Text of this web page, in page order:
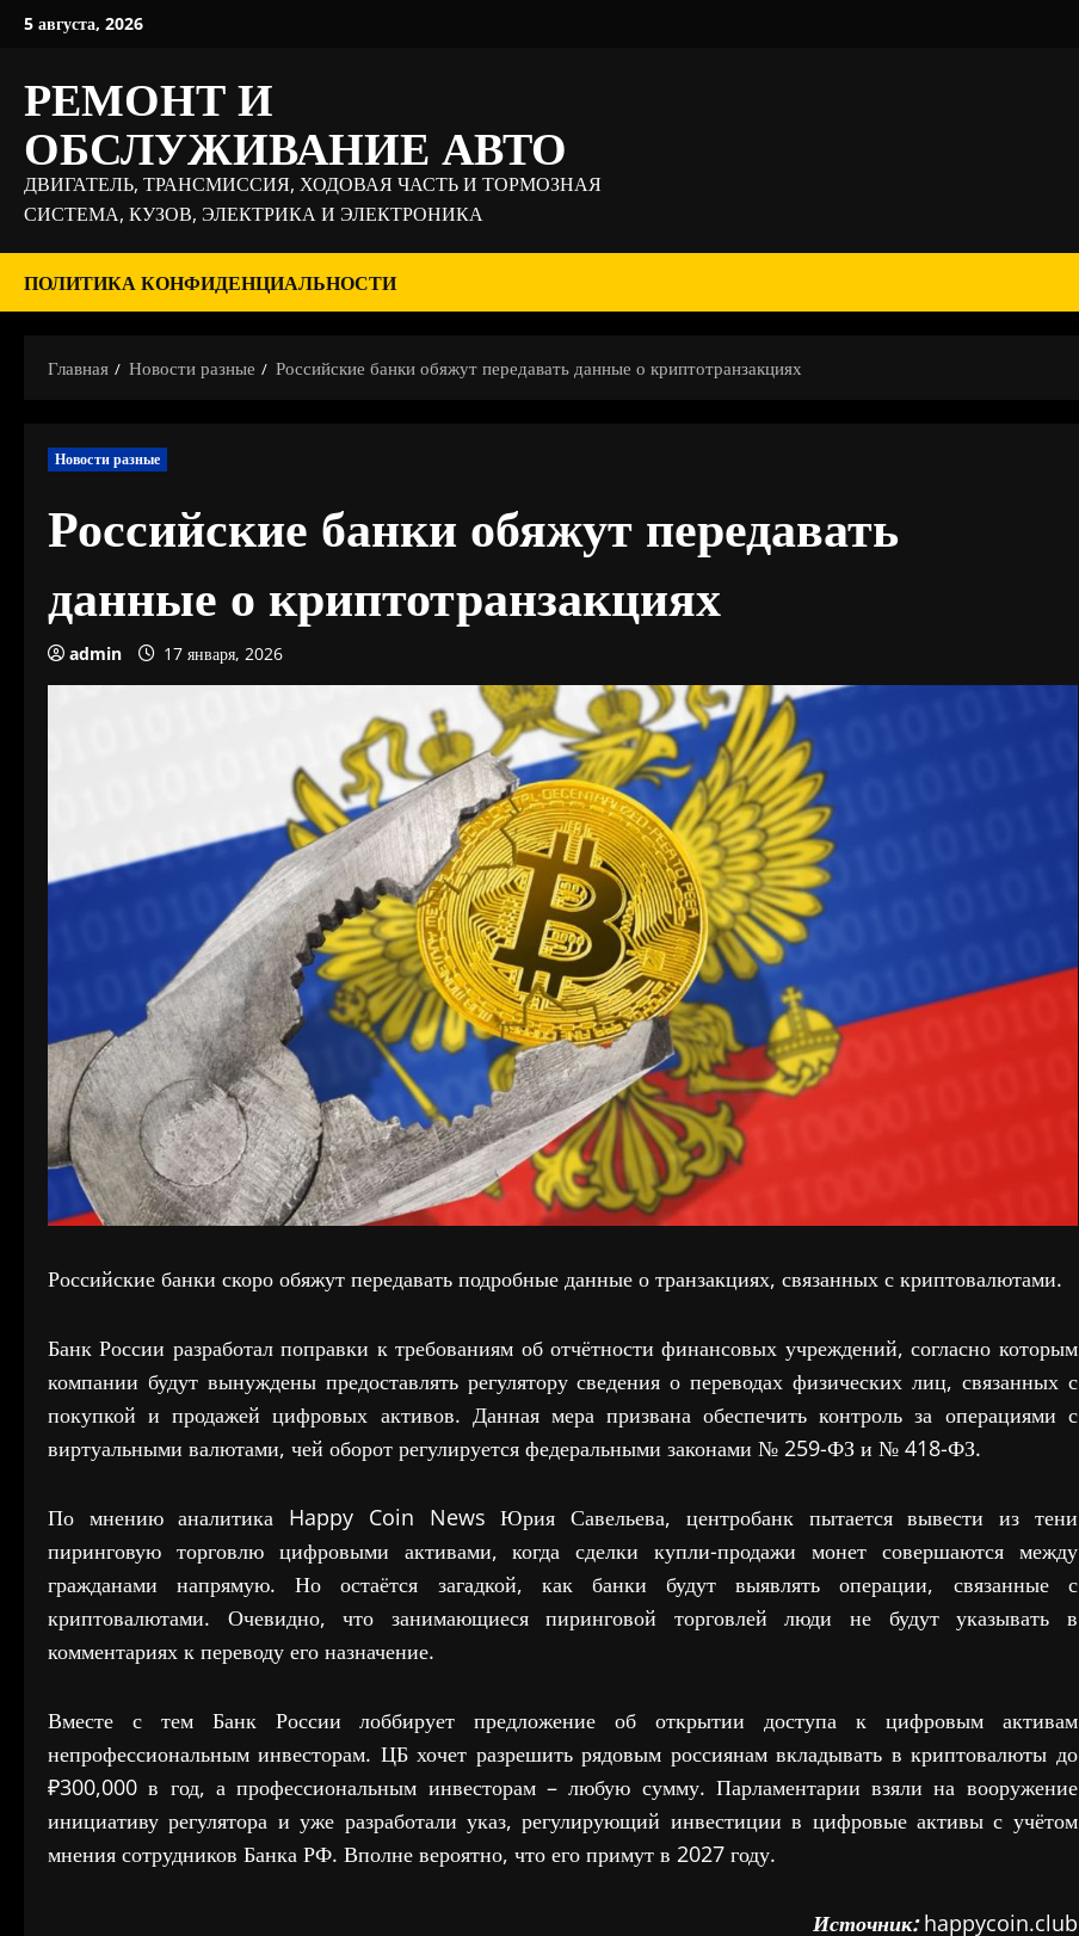
Перейти
5 августа, 2026
РЕМОНТ И
ОБСЛУЖИВАНИЕ АВТО
ДВИГАТЕЛЬ, ТРАНСМИССИЯ, ХОДОВАЯ ЧАСТЬ И ТОРМОЗНАЯ
СИСТЕМА, КУЗОВ, ЭЛЕКТРИКА И ЭЛЕКТРОНИКА
ПОЛИТИКА КОНФИДЕНЦИАЛЬНОСТИ
Главная Новости разные Российские банки обяжут передавать данные о криптотранзакциях
Новости разные
Российские банки обяжут передавать
данные о криптотранзакциях
admin 17 января, 2026
Российские банки скоро обяжут передавать подробные данные о транзакциях, связанных с криптовалютами.
Банк России разработал поправки к требованиям об отчётности финансовых учреждений, согласно которым
компании будут вынуждены предоставлять регулятору сведения о переводах физических лиц, связанных с
покупкой и продажей цифровых активов. Данная мера призвана обеспечить контроль за операциями с
виртуальными валютами, чей оборот регулируется федеральными законами № 259-ФЗ и № 418-ФЗ.
По мнению аналитика Happy Coin News Юрия Савельева, центробанк пытается вывести из тени
пиринговую торговлю цифровыми активами, когда сделки купли-продажи монет совершаются между
гражданами напрямую. Но остаётся загадкой, как банки будут выявлять операции, связанные с
криптовалютами. Очевидно, что занимающиеся пиринговой торговлей люди не будут указывать в
комментариях к переводу его назначение.
Вместе с тем Банк России лоббирует предложение об открытии доступа к цифровым активам
непрофессиональным инвесторам. ЦБ хочет разрешить рядовым россиянам вкладывать в криптовалюты до
₽300,000 в год, а профессиональным инвесторам – любую сумму. Парламентарии взяли на вооружение
инициативу регулятора и уже разработали указ, регулирующий инвестиции в цифровые активы с учётом
мнения сотрудников Банка РФ. Вполне вероятно, что его примут в 2027 году.
Источник: happycoin.club